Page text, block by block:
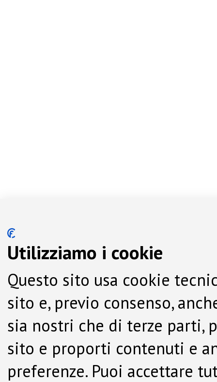
Utilizziamo i cookie
Questo sito usa cookie
sito e, previo consenso,
sia nostri che di terze parti,
sito e proporti contenuti e
preferenze. Puoi accettare